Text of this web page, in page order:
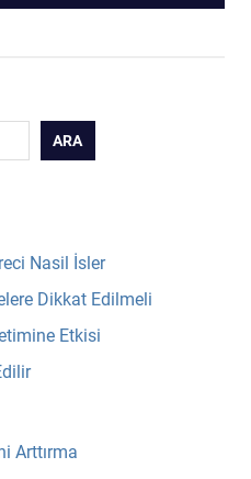
ARA
Nasil İsler
Dikkat Edilmeli
Etkisi
Arttırma